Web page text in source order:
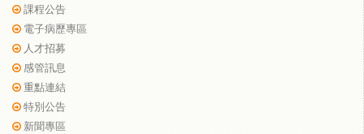
課程公告
電子病歷專區
人才招募
感管訊息
重點連結
特別公告
新聞專區